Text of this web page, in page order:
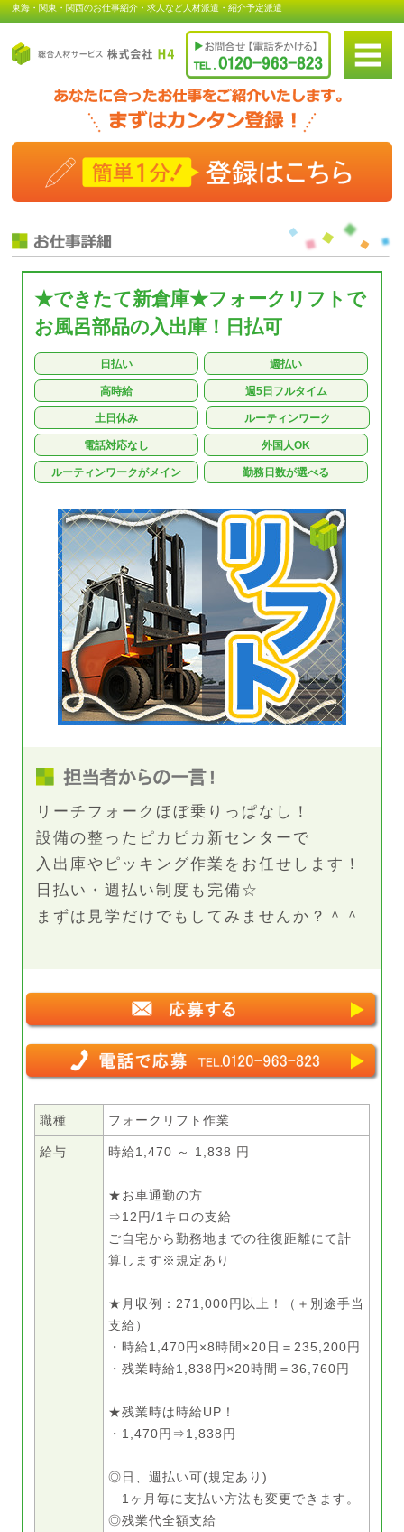
東海・関東・関西のお仕事紹介・求人など人材派遣・紹介予定派遣
★できたて新倉庫★フォークリフトで
お風呂部品の入出庫！日払可
日払い 週払い
高時給 週5日フルタイム
土日休み ルーティンワーク
電話対応なし 外国人OK
ルーティンワークがメイン 勤務日数が選べる
リーチフォークほぼ乗りっぱなし！
設備の整ったピカピカ新センターで
入出庫やピッキング作業をお任せします！
日払い・週払い制度も完備☆
まずは見学だけでもしてみませんか？＾＾
職種 フォークリフト作業
給与 時給1,470 ～ 1,838 円
★お車通勤の方
⇒12円/1キロの支給
ご自宅から勤務地までの往復距離にて計
算します※規定あり
★月収例：271,000円以上！（＋別途手当
支給）
・時給1,470円×8時間×20日＝235,200円
・残業時給1,838円×20時間＝36,760円
★残業時は時給UP！
・1,470円⇒1,838円
◎日、週払い可(規定あり)
1ヶ月毎に支払い方法も変更できます。
◎残業代全額支給